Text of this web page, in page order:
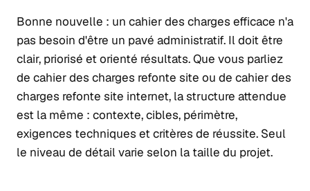
Bonne nouvelle : un cahier des charges efficace n'a
pas besoin d'être un pavé administratif. Il doit être
clair, priorisé et orienté résultats. Que vous parliez
de cahier des charges refonte site ou de cahier des
charges refonte site internet, la structure attendue
est la même : contexte, cibles, périmètre,
exigences techniques et critères de réussite. Seul
le niveau de détail varie selon la taille du projet.